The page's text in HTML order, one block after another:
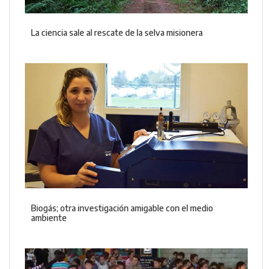
La ciencia sale al rescate de la selva misionera
Biogás; otra investigación amigable con el medio
ambiente